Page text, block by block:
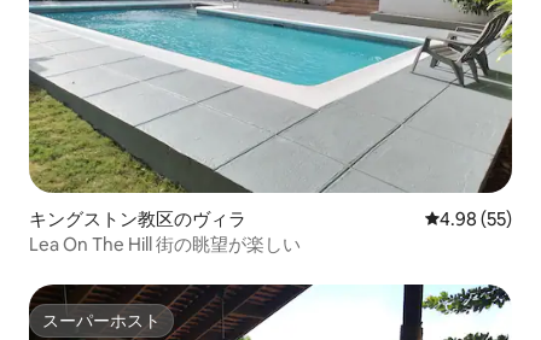
キングストン教区のヴィラ レビュー55
4.98 (55)
Lea On The Hill 街の眺望が楽しい
スーパーホスト
スーパーホスト